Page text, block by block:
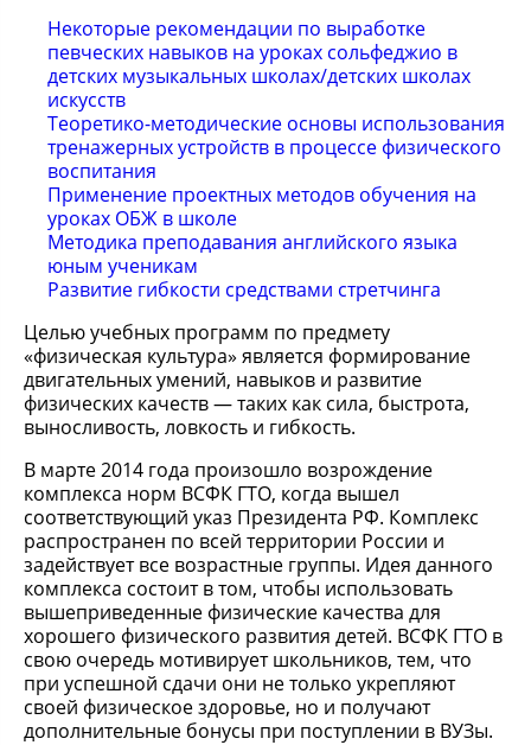
Некоторые рекомендации по выработке
певческих навыков на уроках сольфеджио в
детских музыкальных школах/детских школах
искусств
Теоретико-методические основы использования
тренажерных устройств в процессе физического
воспитания
Применение проектных методов обучения на
уроках ОБЖ в школе
Методика преподавания английского языка
юным ученикам
Развитие гибкости средствами стретчинга
Целью учебных программ по предмету
«физическая культура» является формирование
двигательных умений, навыков и развитие
физических качеств — таких как сила, быстрота,
выносливость, ловкость и гибкость.
В марте 2014 года произошло возрождение
комплекса норм ВСФК ГТО, когда вышел
соответствующий указ Президента РФ. Комплекс
распространен по всей территории России и
задействует все возрастные группы. Идея данного
комплекса состоит в том, чтобы использовать
вышеприведенные физические качества для
хорошего физического развития детей. ВСФК ГТО в
свою очередь мотивирует школьников, тем, что
при успешной сдачи они не только укрепляют
своей физическое здоровье, но и получают
дополнительные бонусы при поступлении в ВУЗы.